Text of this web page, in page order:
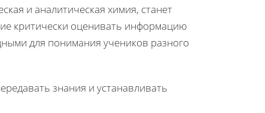
и аналитическая химия, станет
критически оценивать информацию
для понимания учеников разного
знания и устанавливать